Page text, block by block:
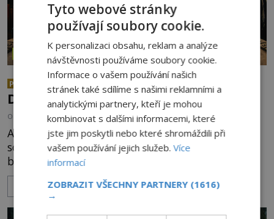
PREMIUM
Mystérium Edwarda Kellyho:
Dokázal vytvořit umělé zlato?
OD PETR KOUTSKÝ 31.7.2026 3.4TIS
Alchymistickou proměnu kovů považuje většina
současných vědců za nesmysl. Proč tedy i přesto
badatelé připouštějí hypotetickou možnost
transmutace? Mohl její podstatu odhalit anglický
alchymista, vědec a dobrodruh Edward Kelly?
Shromážděný dav napětím téměř nedýchá.
ZOBRAZIT VÍCE
Tyto webové stránky
používají soubory cookie.
K personalizaci obsahu, reklam a analýze
návštěvnosti používáme soubory cookie.
Informace o vašem používání našich
stránek také sdílíme s našimi reklamními a
analytickými partnery, kteří je mohou
kombinovat s dalšími informacemi, které
jste jim poskytli nebo které shromáždili při
vašem používání jejich služeb.Více
informací
ZOBRAZIT VŠECHNY PARTNERY (1616)
→